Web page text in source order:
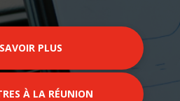
PLUS
À LA RÉUNION